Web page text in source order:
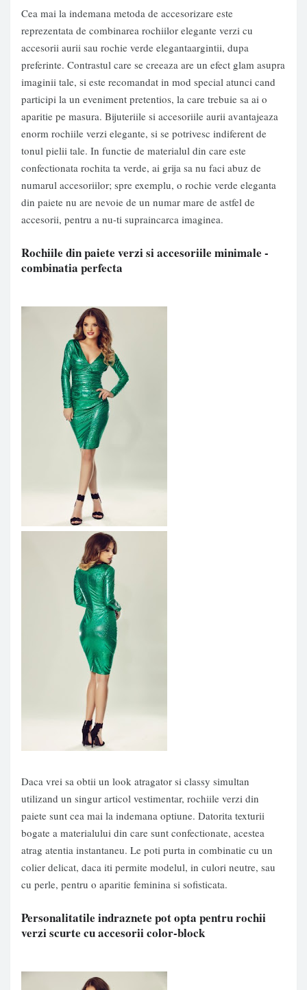
Cea mai la indemana metoda de accesorizare este
reprezentata de combinarea rochiilor elegante verzi cu
accesorii aurii sau rochie verde elegantaargintii, dupa
preferinte. Contrastul care se creeaza are un efect glam asupra
imaginii tale, si este recomandat in mod special atunci cand
participi la un eveniment pretentios, la care trebuie sa ai o
aparitie pe masura. Bijuteriile si accesoriile aurii avantajeaza
enorm rochiile verzi elegante, si se potrivesc indiferent de
tonul pielii tale. In functie de materialul din care este
confectionata rochita ta verde, ai grija sa nu faci abuz de
numarul accesoriilor; spre exemplu, o rochie verde eleganta
din paiete nu are nevoie de un numar mare de astfel de
accesorii, pentru a nu-ti supraincarca imaginea.
Rochiile din paiete verzi si accesoriile minimale -
combinatia perfecta
Daca vrei sa obtii un look atragator si classy simultan
utilizand un singur articol vestimentar, rochiile verzi din
paiete sunt cea mai la indemana optiune. Datorita texturii
bogate a materialului din care sunt confectionate, acestea
atrag atentia instantaneu. Le poti purta in combinatie cu un
colier delicat, daca iti permite modelul, in culori neutre, sau
cu perle, pentru o aparitie feminina si sofisticata.
Personalitatile indraznete pot opta pentru rochii
verzi scurte cu accesorii color-block